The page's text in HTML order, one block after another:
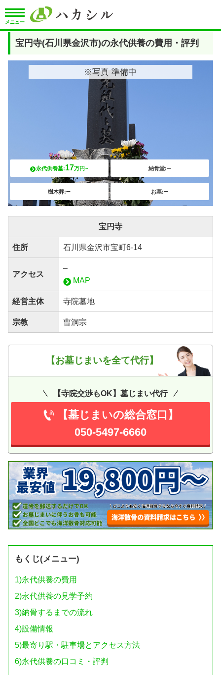
メニュー
宝円寺(石川県金沢市)の永代供養の費用・評判
※写真 準備中
永代供養墓:17万円~ 納骨堂:–
樹木葬:– お墓:–
宝円寺
住所 石川県金沢市宝町6-14
アクセス
–
MAP
経営主体 寺院墓地
宗教 曹洞宗
【お墓じまいを全て代行】
【寺院交渉もOK】墓じまい代行
【墓じまいの総合窓口】
050-5497-6660
もくじ(メニュー)
1)永代供養の費用
2)永代供養の見学予約
3)納骨するまでの流れ
4)設備情報
5)最寄り駅・駐車場とアクセス方法
6)永代供養の口コミ・評判